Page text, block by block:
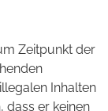
Zeitpunkt der
Inhalten
dass er keinen